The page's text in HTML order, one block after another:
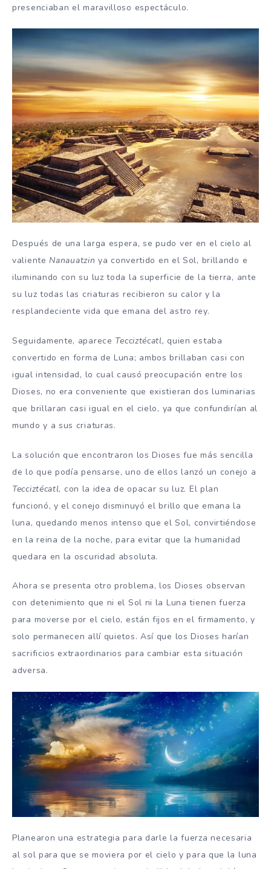
presenciaban el maravilloso espectáculo.
Después de una larga espera, se pudo ver en el cielo al
valiente Nanauatzin ya convertido en el Sol, brillando e
iluminando con su luz toda la superficie de la tierra, ante
su luz todas las criaturas recibieron su calor y la
resplandeciente vida que emana del astro rey.
Seguidamente, aparece Tecciztécatl, quien estaba
convertido en forma de Luna; ambos brillaban casi con
igual intensidad, lo cual causó preocupación entre los
Dioses, no era conveniente que existieran dos luminarias
que brillaran casi igual en el cielo, ya que confundirían al
mundo y a sus criaturas.
La solución que encontraron los Dioses fue más sencilla
de lo que podía pensarse, uno de ellos lanzó un conejo a
Tecciztécatl, con la idea de opacar su luz. El plan
funcionó, y el conejo disminuyó el brillo que emana la
luna, quedando menos intenso que el Sol, convirtiéndose
en la reina de la noche, para evitar que la humanidad
quedara en la oscuridad absoluta.
Ahora se presenta otro problema, los Dioses observan
con detenimiento que ni el Sol ni la Luna tienen fuerza
para moverse por el cielo, están fijos en el firmamento, y
solo permanecen allí quietos. Así que los Dioses harían
sacrificios extraordinarios para cambiar esta situación
adversa.
Planearon una estrategia para darle la fuerza necesaria
al sol para que se moviera por el cielo y para que la luna